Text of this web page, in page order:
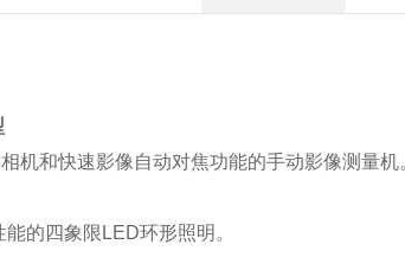
机和快速影像自动对焦功能的手动影像测量机
的四象限LED环形照明。